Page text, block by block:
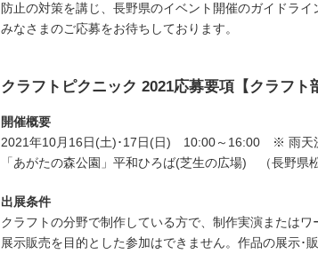
防止の対策を講じ、長野県のイベント開催のガイドライ
みなさまのご応募をお待ちしております。
クラフトピクニック 2021応募要項【クラフト
開催概要
2021年10月16日(土)･17日(日) 10:00～16:00 ※ 雨天
「あがたの森公園」平和ひろば(芝生の広場) （長野県
出展条件
クラフトの分野で制作している方で、制作実演またはワ
展示販売を目的とした参加はできません。作品の展示･